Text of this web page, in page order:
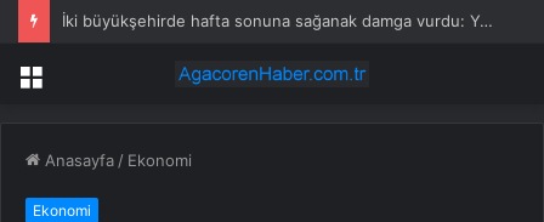
İki büyükşehirde hafta sonuna sağanak damga vurdu: Yollar kapandı, araçlar mahsur kaldı
Menü
Anasayfa / Ekonomi
Ekonomi